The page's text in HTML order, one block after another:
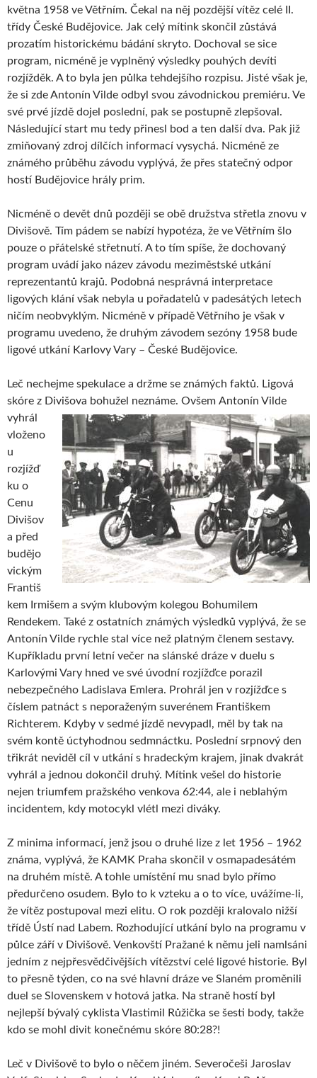
května 1958 ve Větřním. Čekal na něj pozdější vítěz celé II.
třídy České Budějovice. Jak celý mítink skončil zůstává
prozatím historickému bádání skryto. Dochoval se sice
program, nicméně je vyplněný výsledky pouhých devíti
rozjížděk. A to byla jen půlka tehdejšího rozpisu. Jisté však je,
že si zde Antonín Vilde odbyl svou závodnickou premiéru. Ve
své prvé jízdě dojel poslední, pak se postupně zlepšoval.
Následující start mu tedy přinesl bod a ten další dva. Pak již
zmiňovaný zdroj dílčích informací vysychá. Nicméně ze
známého průběhu závodu vyplývá, že přes statečný odpor
hostí Budějovice hrály prim.
Nicméně o devět dnů později se obě družstva střetla znovu v
Divišově. Tím pádem se nabízí hypotéza, že ve Větřním šlo
pouze o přátelské střetnutí. A to tím spíše, že dochovaný
program uvádí jako název závodu meziměstské utkání
reprezentantů krajů. Podobná nesprávná interpretace
ligových klání však nebyla u pořadatelů v padesátých letech
ničím neobvyklým. Nicméně v případě Větřního je však v
programu uvedeno, že druhým závodem sezóny 1958 bude
ligové utkání Karlovy Vary – České Budějovice.
Leč nechejme spekulace a držme se známých faktů. Ligová
skóre z Divišova bohužel neznáme. Ovšem Antonín Vilde
vyhrál
vloženo
u
rozjížď
ku o
Cenu
Divišov
a před
budějo
vickým
Františ
kem Irmišem a svým klubovým kolegou Bohumilem
Rendekem. Také z ostatních známých výsledků vyplývá, že se
Antonín Vilde rychle stal více než platným členem sestavy.
Kupříkladu první letní večer na slánské dráze v duelu s
Karlovými Vary hned ve své úvodní rozjížďce porazil
nebezpečného Ladislava Emlera. Prohrál jen v rozjížďce s
číslem patnáct s neporaženým suverénem Františkem
Richterem. Kdyby v sedmé jízdě nevypadl, měl by tak na
svém kontě úctyhodnou sedmnáctku. Poslední srpnový den
třikrát neviděl cíl v utkání s hradeckým krajem, jinak dvakrát
vyhrál a jednou dokončil druhý. Mítink vešel do historie
nejen triumfem pražského venkova 62:44, ale i neblahým
incidentem, kdy motocykl vlétl mezi diváky.
Z minima informací, jenž jsou o druhé lize z let 1956 – 1962
známa, vyplývá, že KAMK Praha skončil v osmapadesátém
na druhém místě. A tohle umístění mu snad bylo přímo
předurčeno osudem. Bylo to k vzteku a o to více, uvážíme-li,
že vítěz postupoval mezi elitu. O rok později kralovalo nižší
třídě Ústí nad Labem. Rozhodující utkání bylo na programu v
půlce září v Divišově. Venkovští Pražané k němu jeli namlsáni
jedním z nejpřesvědčivějších vítězství celé ligové historie. Byl
to přesně týden, co na své hlavní dráze ve Slaném proměnili
duel se Slovenskem v hotová jatka. Na straně hostí byl
nejlepší bývalý cyklista Vlastimil Růžička se šesti body, takže
kdo se mohl divit konečnému skóre 80:28?!
Leč v Divišově to bylo o něčem jiném. Severočeši Jaroslav